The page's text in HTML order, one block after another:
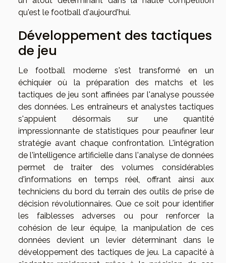
qu'est le football d'aujourd'hui.
Développement des tactiques
de jeu
Le football moderne s'est transformé en un
échiquier où la préparation des matchs et les
tactiques de jeu sont affinées par l'analyse poussée
des données. Les entraîneurs et analystes tactiques
s'appuient désormais sur une quantité
impressionnante de statistiques pour peaufiner leur
stratégie avant chaque confrontation. L'intégration
de l'intelligence artificielle dans l'analyse de données
permet de traiter des volumes considérables
d'informations en temps réel, offrant ainsi aux
techniciens du bord du terrain des outils de prise de
décision révolutionnaires. Que ce soit pour identifier
les faiblesses adverses ou pour renforcer la
cohésion de leur équipe, la manipulation de ces
données devient un levier déterminant dans le
développement des tactiques de jeu. La capacité à